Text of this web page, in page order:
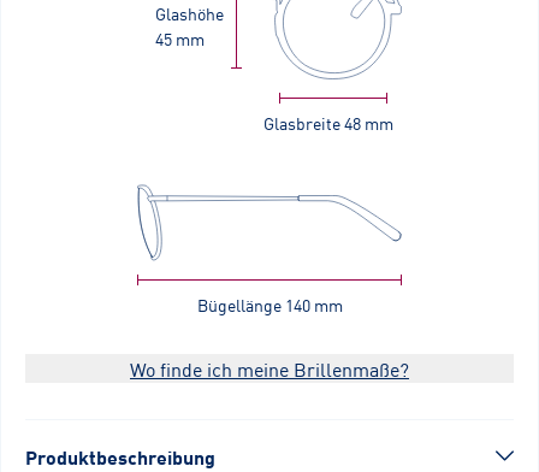
Glasbreite48 mm
Glashöhe
45 mm
Bügellänge 140 mm
Wo finde ich meine Brillenmaße?
Produktbeschreibung